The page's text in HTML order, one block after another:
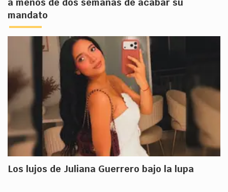
a menos de dos semanas de acabar su
mandato
Los lujos de Juliana Guerrero bajo la lupa